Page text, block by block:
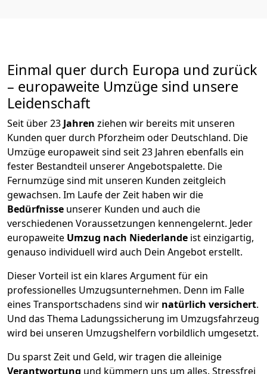
Einmal quer durch Europa und zurück
– europaweite Umzüge sind unsere
Leidenschaft
Seit über23 Jahren ziehen wir bereits mit unseren
Kunden quer durch Pforzheim oder Deutschland. Die
Umzüge europaweit sind seit23 Jahren ebenfalls ein
fester Bestandteil unserer Angebotspalette. Die
Fernumzüge sind mit unseren Kunden zeitgleich
gewachsen. Im Laufe der Zeit haben wir die
Bedürfnisse unserer Kunden und auch die
verschiedenen Voraussetzungen kennengelernt. Jeder
europaweite Umzug nach Niederlande ist einzigartig,
genauso individuell wird auch Dein Angebot erstellt.
Dieser Vorteil ist ein klares Argument für ein
professionelles Umzugsunternehmen. Denn im Falle
eines Transportschadens sind wir natürlich versichert.
Und das Thema Ladungssicherung im Umzugsfahrzeug
wird bei unseren Umzugshelfern vorbildlich umgesetzt.
Du sparst Zeit und Geld, wir tragen die alleinige
Verantwortung und kümmern uns um alles. Stressfrei